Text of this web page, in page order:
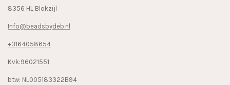
8356 HL Blokzijl
Info@beadsbydeb.nl
+3164058654
Kvk:96021551
btw: NL005183322B94